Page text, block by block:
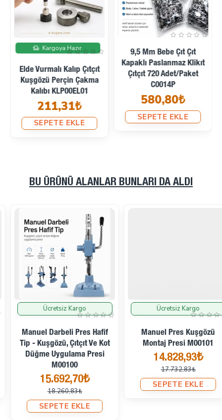
Kargoya Hazır
Elde Vurmalı Kalıp Çıtçıt
Kuşgözü Perçin Çakma
Kalıbı KLP00EL01
211,31₺
SEPETE EKLE
9,5 Mm Bebe Çıt Çıt
Kapaklı Paslanmaz Klikıt
Çıtçıt 720 Adet/Paket
C0014P
580,80₺
SEPETE EKLE
BU ÜRÜNÜ ALANLAR BUNLARI DA ALDI
İndirimde
Ücretsiz Kargo
Manuel Darbeli Pres Hafif
Tip - Kuşgözü, Çıtçıt Ve Kot
Düğme Uygulama Presi
M00100
15.692,70₺
18.260,83₺
SEPETE EKLE
İndirimde
Ücretsiz Kargo
Manuel Pres Kuşgözü
Montaj Presi M00101
14.828,93₺
17.732,83₺
SEPETE EKLE